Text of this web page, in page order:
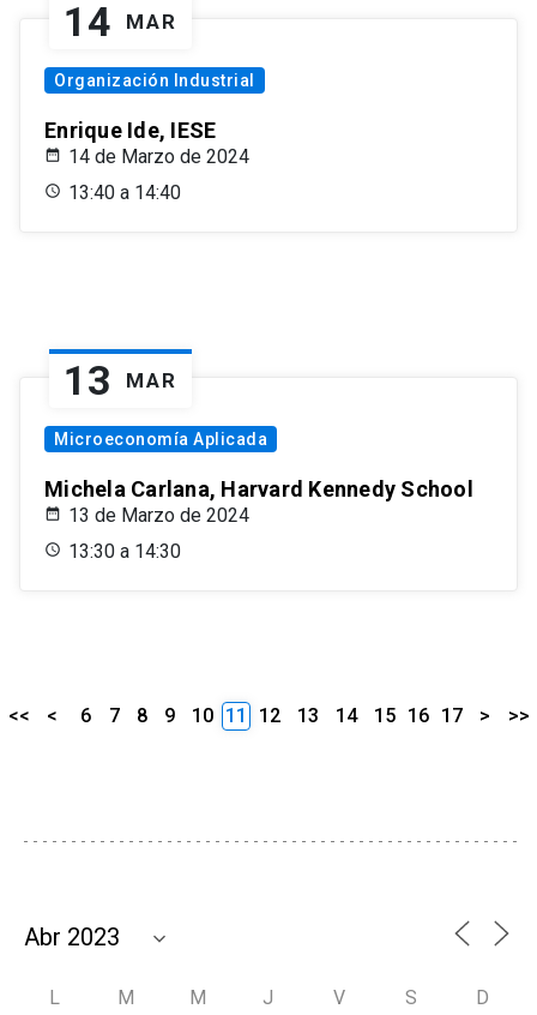
14 MAR
Organización Industrial
Enrique Ide, IESE
14 de Marzo de 2024
13:40 a 14:40
13 MAR
Microeconomía Aplicada
Michela Carlana, Harvard Kennedy School
13 de Marzo de 2024
13:30 a 14:30
<< < 6 7 8 9 10 11 12 13 14 15 16 17 > >>
L M M J V S D